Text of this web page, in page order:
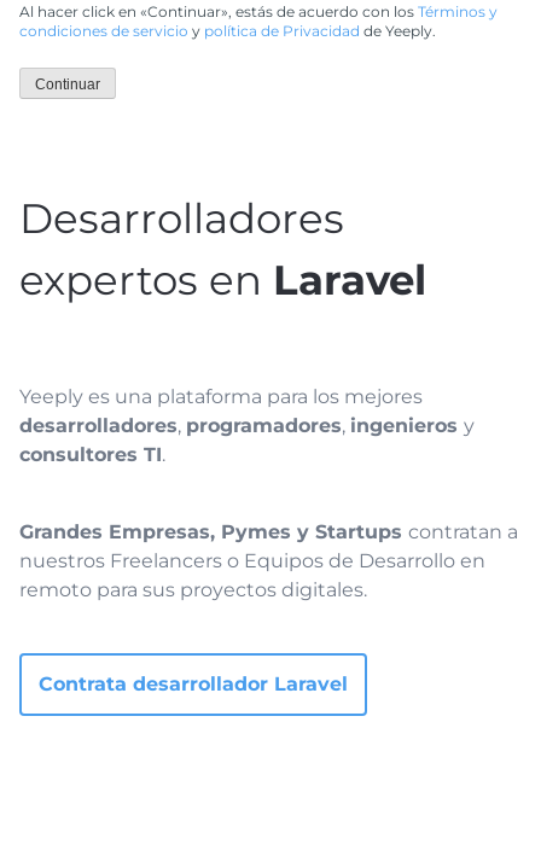
Desarrolladores
expertos en Laravel
Yeeply es una plataforma para los mejores
desarrolladores, programadores, ingenieros y
consultores TI.
Grandes Empresas, Pymes y Startups contratan a
nuestros Freelancers o Equipos de Desarrollo en
remoto para sus proyectos digitales.
Contrata desarrollador Laravel
Al hacer click en «Continuar», estás de acuerdo con los Términos y
condiciones de servicio y política de Privacidad de Yeeply.
Continuar